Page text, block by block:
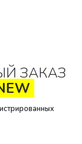
ЗАКАЗ